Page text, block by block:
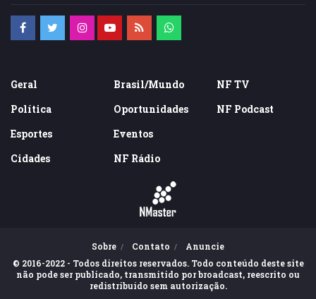
Geral
Política
Esportes
Cidades
Brasil/Mundo
Oportunidades
Eventos
NF Rádio
NF TV
NF Podcast
© 2016-2022 - Todos direitos reservados. Todo conteúdo deste site
não pode ser publicado, transmitido por broadcast, reescrito ou
redistribuído sem autorização.
Sobre Contato Anuncie